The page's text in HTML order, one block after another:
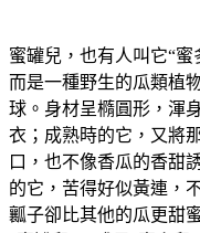
蜜罐兒，也有人叫它“蜜
而是一種野生的瓜類植
球。身材呈橢圓形，渾
衣；成熟時的它，又將
口，也不像香瓜的香甜
的它，苦得好似黃連，
瓤子卻比其他的瓜更甜